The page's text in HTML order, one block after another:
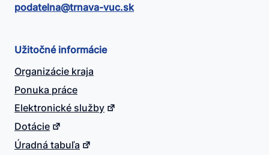
podatelna@​trnava-vuc.sk
Užitočné informácie
Organizácie kraja
Ponuka práce
Elektronické služby
Dotácie
Úradná tabuľa